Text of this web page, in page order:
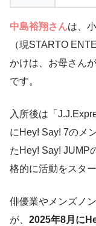
中島裕翔さんは、
（現STARTO
かけは、お母さん
です。
入所後は「
にHey! Say! 7のメ
たHey! Say! JUMP
格的に活動をスタ
俳優業やメンズノ
が、 2025年8月に